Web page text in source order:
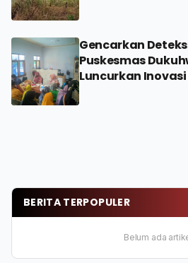
Gencarkan
Puskesmas
Luncurkan Inovasi
BERITA TERPOPULER
Belum ada